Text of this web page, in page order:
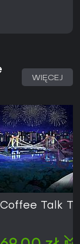
WIĘCEJ
Coffee Talk